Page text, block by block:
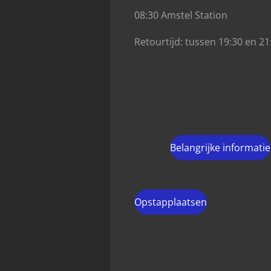
08:30 Amstel Station
Retourtijd: tussen 19:30 en
Belangrijke informatie
Opstapplaatsen